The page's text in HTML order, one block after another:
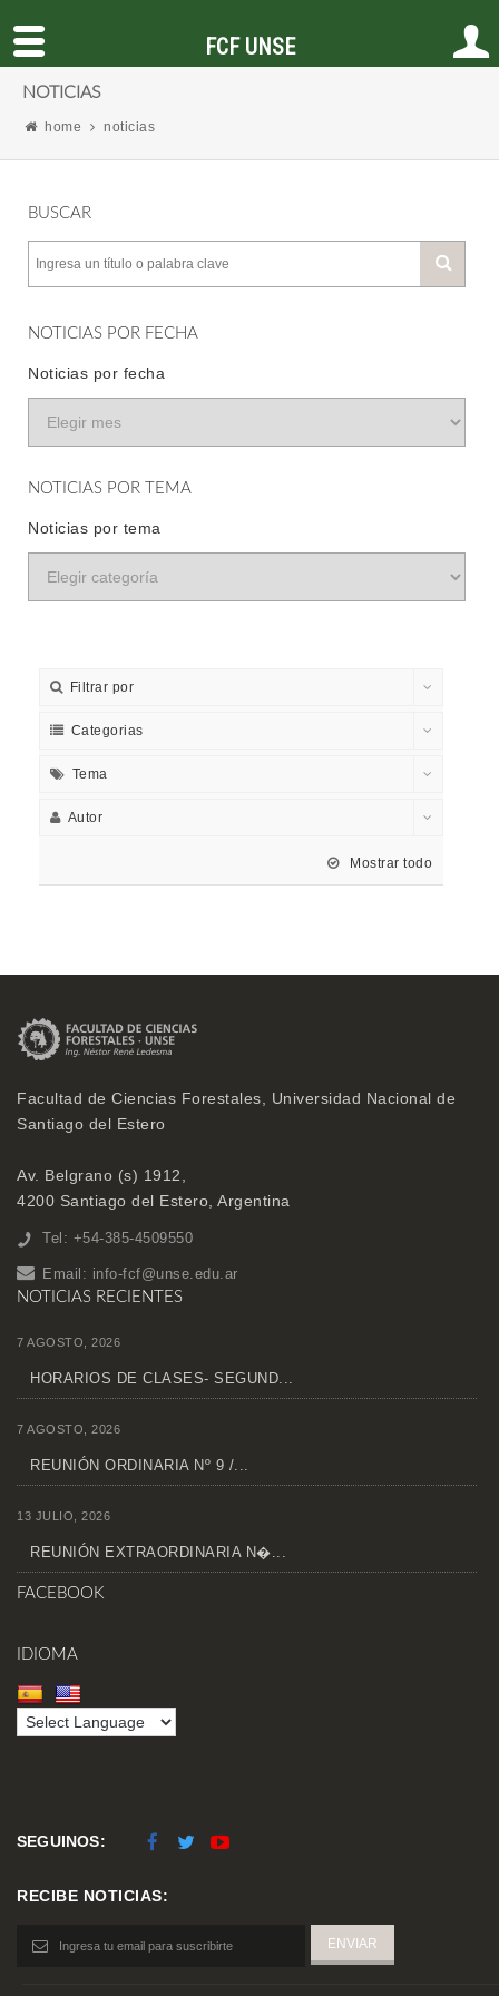
NOTICIAS
home noticias
BUSCAR
NOTICIAS POR FECHA
Noticias por fecha
NOTICIAS POR TEMA
Noticias por tema
Filtrar por
Categorias
Tema
Autor
Mostrar todo
Facultad de Ciencias Forestales, Universidad Nacional de
Santiago del Estero
Av. Belgrano (s) 1912,
4200 Santiago del Estero, Argentina
Tel: +54-385-4509550
Email: info-fcf@unse.edu.ar
NOTICIAS RECIENTES
7 AGOSTO, 2026
HORARIOS DE CLASES- SEGUND...
7 AGOSTO, 2026
REUNIÓN ORDINARIA Nº 9 /...
13 JULIO, 2026
REUNIÓN EXTRAORDINARIA N�...
FACEBOOK
IDIOMA
SEGUINOS:
RECIBE NOTICIAS:
FCF UNSE